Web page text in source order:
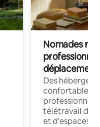
Nomades
déplacement
Des
confortables
professionnels
télétravail
et d'espaces